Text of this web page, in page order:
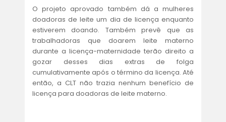
O projeto aprovado também dá a mulheres
doadoras de leite um dia de licença enquanto
estiverem doando. Também prevê que as
trabalhadoras que doarem leite materno
durante a licença-maternidade terão direito a
gozar desses dias extras de folga
cumulativamente após o término da licença. Até
então, a CLT não trazia nenhum benefício de
licença para doadoras de leite materno.